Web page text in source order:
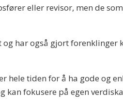
eller revisor, men de
har også gjort forenklinger
hele tiden for å ha gode og
fokusere på egen